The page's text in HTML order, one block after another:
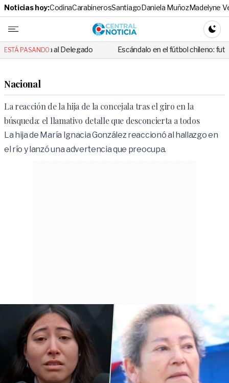
Noticias hoy:CodinaCarabinerosSantiagoDaniela MuñozMadelyne
Central
ESTÁ PASANDO: Escándalo en el fútbol chileno: futbolista fue
Nacional
La reacción de la hija de la concejala tras el giro en la
búsqueda: el llamativo detalle que desconcierta a todos
La hija de María Ignacia González reaccionó al hallazgo en
el río y lanzó una advertencia que preocupa.